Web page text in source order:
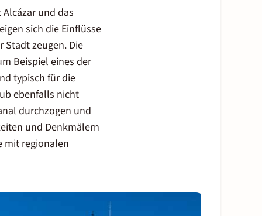
und das
sich die Einflüsse
Stadt zeugen. Die
Beispiel eines der
typisch für die
ebenfalls nicht
durchzogen und
und Denkmälern
mit regionalen